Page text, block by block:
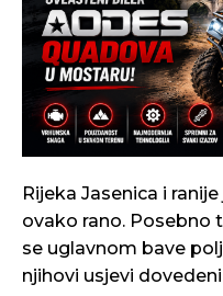
Rijeka Jasenica i
ovako rano. Posebno
se uglavnom bave
njihovi usjevi